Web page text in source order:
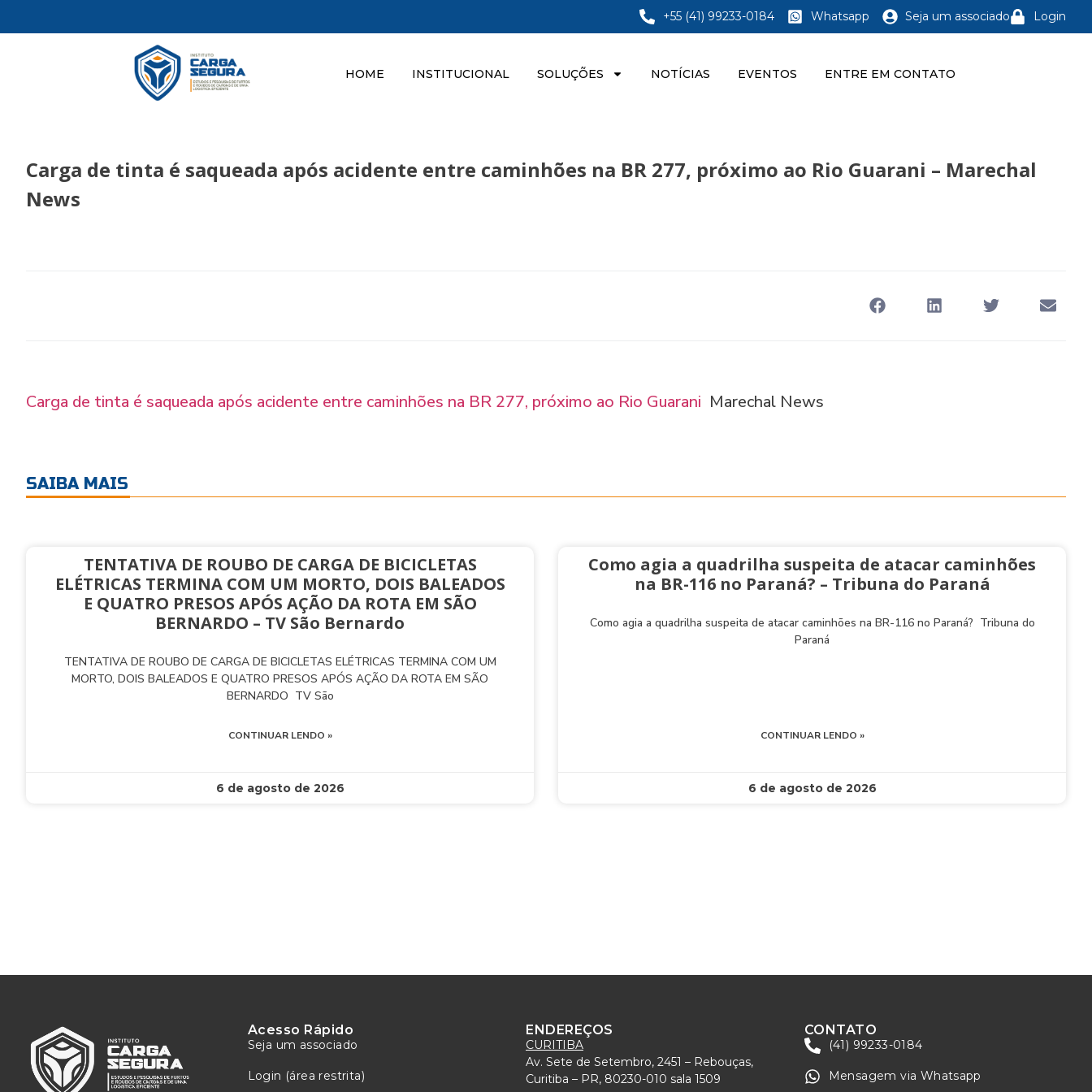
+55 (41) 99233-0184 Whatsapp Seja um associado Login
HOME INSTITUCIONAL SOLUÇÕES NOTÍCIAS EVENTOS ENTRE EM CONTATO
Carga de tinta é saqueada após acidente entre caminhões na BR 277, próximo ao Rio Guarani – Marechal
News
Carga de tinta é saqueada após acidente entre caminhões na BR 277, próximo ao Rio Guarani Marechal News
SAIBA MAIS
TENTATIVA DE ROUBO DE CARGA DE BICICLETAS
ELÉTRICAS TERMINA COM UM MORTO, DOIS BALEADOS
E QUATRO PRESOS APÓS AÇÃO DA ROTA EM SÃO
BERNARDO – TV São Bernardo
TENTATIVA DE ROUBO DE CARGA DE BICICLETAS ELÉTRICAS TERMINA COM UM
MORTO, DOIS BALEADOS E QUATRO PRESOS APÓS AÇÃO DA ROTA EM SÃO
BERNARDO TV São
CONTINUAR LENDO »
6 de agosto de 2026
Como agia a quadrilha suspeita de atacar caminhões
na BR-116 no Paraná? – Tribuna do Paraná
Como agia a quadrilha suspeita de atacar caminhões na BR-116 no Paraná? Tribuna do
Paraná
CONTINUAR LENDO »
6 de agosto de 2026
Acesso Rápido
Seja um associado
Login (área restrita)
ENDEREÇOS
CURITIBA
Av. Sete de Setembro, 2451 – Rebouças,
Curitiba – PR, 80230-010 sala 1509
CONTATO
(41) 99233-0184
Mensagem via Whatsapp